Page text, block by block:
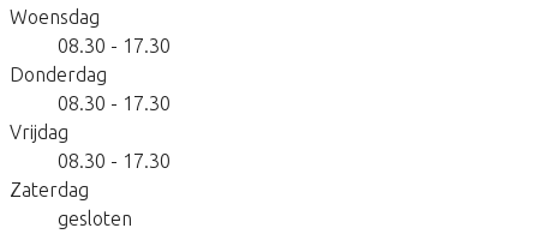
Woensdag
08.30 - 17.30
Donderdag
08.30 - 17.30
Vrijdag
08.30 - 17.30
Zaterdag
gesloten